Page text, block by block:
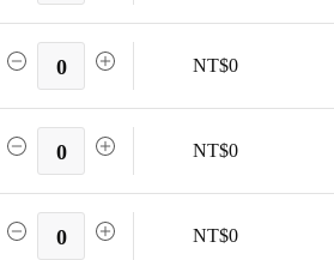
0 NT$0
0 NT$0
0 NT$0